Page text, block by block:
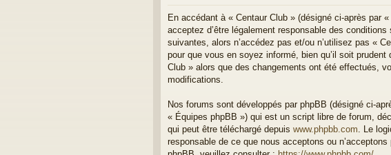
En accédant à « Centaur Club » (désigné ci-après par
acceptez d’être légalement responsable des
suivantes, alors n’accédez pas et/ou n’utilisez pas «
pour que vous en soyez informé, bien qu’il soit
Club » alors que des changements ont été effectués,
modifications.
Nos forums sont développés par phpBB (désigné ci-
« Équipes phpBB ») qui est un script libre de forum,
qui peut être téléchargé depuis www.phpbb.com . Le
responsable de ce que nous acceptons ou